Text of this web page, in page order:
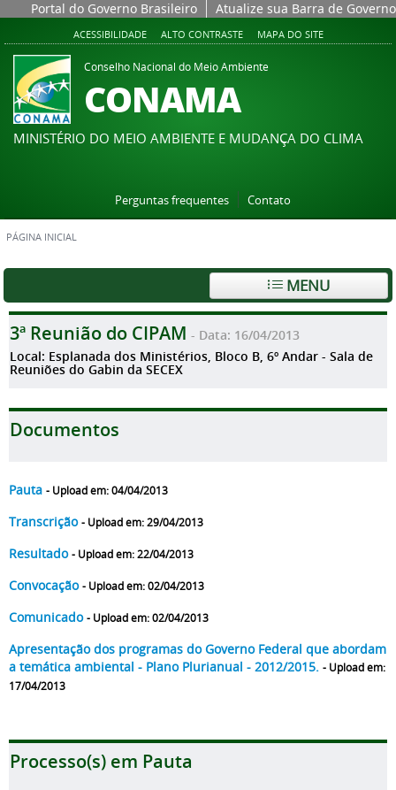
Portal do Governo Brasileiro Atualize sua Barra de Governo
ACESSIBILIDADE ALTO CONTRASTE MAPA DO SITE
Conselho Nacional do Meio Ambiente
CONAMA
MINISTÉRIO DO MEIO AMBIENTE E MUDANÇA DO CLIMA
Perguntas frequentes Contato
PÁGINA INICIAL
MENU
3ª Reunião do CIPAM - Data: 16/04/2013
Local: Esplanada dos Ministérios, Bloco B, 6º Andar - Sala de
Reuniões do Gabin da SECEX
Documentos
Pauta - Upload em: 04/04/2013
Transcrição - Upload em: 29/04/2013
Resultado - Upload em: 22/04/2013
Convocação - Upload em: 02/04/2013
Comunicado - Upload em: 02/04/2013
Apresentação dos programas do Governo Federal que abordam
a temática ambiental - Plano Plurianual - 2012/2015. - Upload em:
17/04/2013
Processo(s) em Pauta